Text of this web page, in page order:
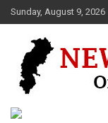
Skip
to
Sunday, August 9, 2026
News 36